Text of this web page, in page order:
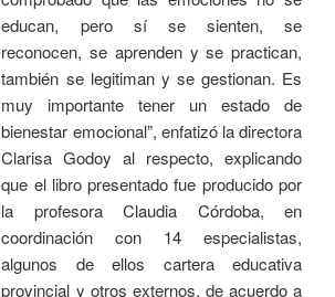
educan, pero sí se sienten, se
reconocen, se aprenden y se practican,
también se legitiman y se gestionan. Es
muy importante tener un estado de
bienestar emocional”, enfatizó la directora
Clarisa Godoy al respecto, explicando
que el libro presentado fue producido por
la profesora Claudia Córdoba, en
coordinación con 14 especialistas,
algunos de ellos cartera educativa
provincial y otros externos, de acuerdo a